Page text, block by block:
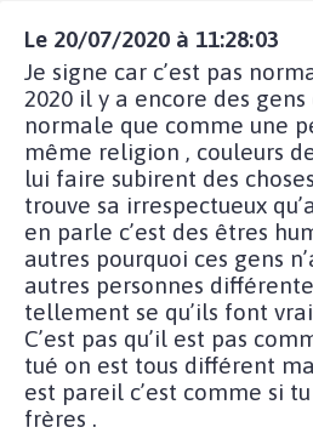
Le 20/07/2020 à 11:28:03
Je signe car c’est pas
2020 il y a encore des
normale que comme une
même religion , couleurs
lui faire subirent des
trouve sa irrespectueux
en parle c’est des êtres
autres pourquoi ces gens
autres personnes
tellement se qu’ils font
C’est pas qu’il est pas
tué on est tous différent
est pareil c’est comme si
frères .